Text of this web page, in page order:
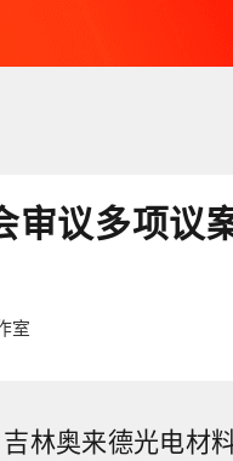
审议多项议
室
林奥来德光电材